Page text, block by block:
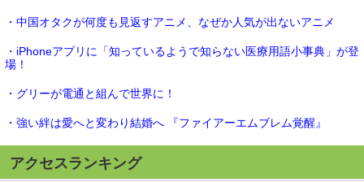
・中国オタクが何度も見返すアニメ、なぜか人気が出ないアニメ
・iPhoneアプリに「知っているようで知らない医療用語小事典」が登
場！
・グリーが電通と組んで世界に！
・強い絆は愛へと変わり結婚へ 『ファイアーエムブレム覚醒』
アクセスランキング